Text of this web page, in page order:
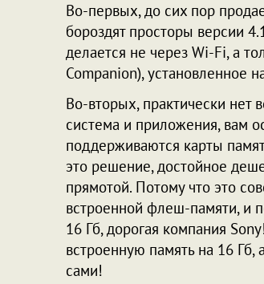
Во-первых, до сих пор
бороздят просторы версии
делается не через Wi-Fi, а
Companion), установленное
Во-вторых, практически нет
система и приложения, вам
поддерживаются карты
это решение, достойное
прямотой. Потому что это
встроенной флеш-памяти, и
16 Гб, дорогая компания
встроенную память на 16
сами!